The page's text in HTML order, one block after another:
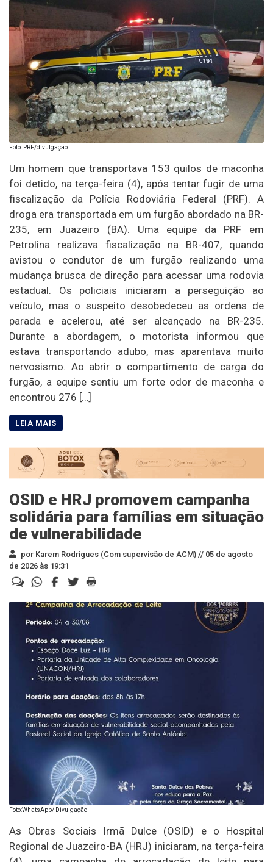
Foto: PRF/divulgação
Um homem que transportava 153 quilos de maconha
foi detido, na terça-feira (4), após tentar fugir de uma
fiscalização da Polícia Rodoviária Federal (PRF). A
droga era transportada em um furgão abordado na BR-
235, em Juazeiro (BA). Uma equipe da PRF em
Petrolina realizava fiscalização na BR-407, quando
avistou o condutor de um furgão realizando uma
mudança brusca de direção para acessar uma rodovia
estadual. Os policiais iniciaram a perseguição ao
veículo, mas o suspeito desobedeceu as ordens de
parada e acelerou, até ser alcançado na BR-235.
Durante a abordagem, o motorista informou que
estava transportando adubo, mas aparentava muito
nervosismo. Ao abrir o compartimento de carga do
furgão, a equipe sentiu um forte odor de maconha e
encontrou 276 […]
OSID e HRJ promovem campanha
solidária para famílias em situação
de vulnerabilidade
por Karem Rodrigues (Com supervisão de ACM) // 05 de agosto
de 2026 às 19:31
Foto:WhatsApp/ Divulgação
As Obras Sociais Irmã Dulce (OSID) e o Hospital
Regional de Juazeiro-BA (HRJ) iniciaram, na terça-feira